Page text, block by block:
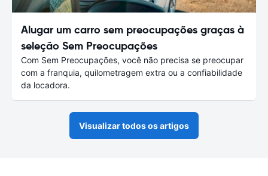
Alugar um carro sem preocupações graças à
seleção Sem Preocupações
Com Sem Preocupações, você não precisa se preocupar
com a franquia, quilometragem extra ou a confiabilidade
da locadora.
Visualizar todos os artigos